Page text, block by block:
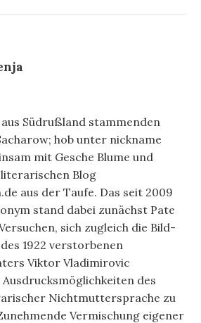
Südrußland stammenden
hob unter nickname
mit Gesche Blume und
Blog
aus der Taufe. Das seit 2009
stand dabei zunächst Pate
sich zugleich die Bild-
1922 verstorbenen
Viktor Vladimirovic
Ausdrucksmöglichkeiten des
Nichtmuttersprache zu
Vermischung eigener